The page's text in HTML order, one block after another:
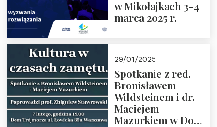
w Mikołajkach 3-4
marca 2025 r.
29/01/2025
Spotkanie z red.
Bronisławem
Wildsteinem i dr.
Maciejem
Mazurkiem w Domu